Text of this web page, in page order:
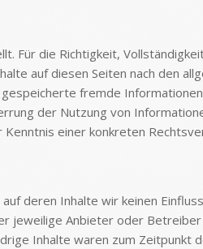
die Richtigkeit,
auf diesen Seiten nach den
fremde
der Nutzung von
einer konkreten
deren Inhalte wir keinen
jeweilige Anbieter oder
Inhalte waren zum Zeitpunkt